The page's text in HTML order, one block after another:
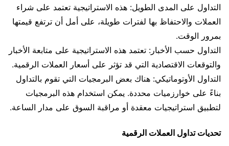
التداول على المدى الطويل: هذه الاستراتيجية تعتمد على شراء
العملات والاحتفاظ بها لفترات طويلة، على أمل أن ترتفع قيمتها
بمرور الوقت.
التداول حسب الأخبار: تعتمد هذه الاستراتيجية على متابعة الأخبار
والتوقعات الاقتصادية التي قد تؤثر على أسعار العملات الرقمية.
التداول الأوتوماتيكي: هناك بعض البرمجيات التي تقوم بالتداول
بناءً على خوارزميات محددة. يمكن استخدام هذه البرمجيات
لتطبيق استراتيجيات معقدة أو مراقبة السوق على مدار الساعة.
تحديات تداول العملات الرقمية